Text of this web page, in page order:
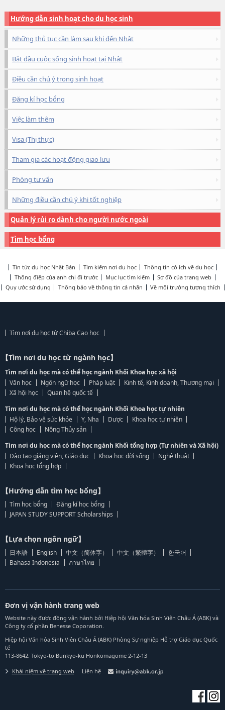
Hướng dẫn sinh hoạt cho du học sinh
Những thủ tục cần làm sau khi đến Nhật
Bắt đầu cuộc sống sinh hoạt tại Nhật
Điều cần chú ý trong sinh hoạt
Đăng kí học bổng
Việc làm thêm
Visa (Thị thực)
Tham gia các hoạt động giao lưu
Phòng tư vấn
Những điều cần chú ý khi tốt nghiệp
Quản lý rủi ro dành cho người nước ngoài
Tìm học bổng
Tin tức du học Nhật Bản Tìm kiếm nơi du học
Thông tin có ích về du học
Thông điệp của anh chị đi trước
Mục lục tìm kiếm
Sơ đồ của trang web
Quy ước sử dụng
Thông báo về thông tin cá nhân Về môi trường tương thích
Tìm nơi du học từ Chiba Cao học
【Tìm nơi du học từ ngành học】
Tìm nơi du học mà có thể học ngành Khối Khoa học xã hội
Văn học
Ngôn ngữ học Pháp luật
Kinh tế, Kinh doanh, Thương mại
Xã hội học
Quan hệ quốc tế
Tìm nơi du học mà có thể học ngành Khối Khoa học tự nhiên
Hộ lý, Bảo vệ sức khỏe
Y, Nha Dược
Khoa học tự nhiên
Công học
Nông Thủy sản
Tìm nơi du học mà có thể học ngành Khối tổng hợp (Tự nhiên và Xã hội)
Đào tạo giảng viên, Giáo dục
Khoa học đời sống
Nghệ thuật
Khoa học tổng hợp
【Hướng dẫn tìm học bổng】
Tìm học bổng
Đăng kí học bổng
JAPAN STUDY SUPPORT Scholarships
【Lựa chọn ngôn ngữ】
日本語 English 中文（简体字） 中文（繁體字）
한국어
Bahasa Indonesia
ภาษาไทย
Đơn vị vận hành trang web
Website này được đồng vận hành bởi Hiệp hội Văn hóa Sinh Viên Châu Á (ABK) và
Công ty cổ phần Benesse Coporation.
Hiệp hội Văn hóa Sinh Viên Châu Á (ABK) Phòng Sự nghiệp Hỗ trợ Giáo dục Quốc
tế
113-8642, Tokyo-to Bunkyo-ku Honkomagome 2-12-13
Khái niệm về trang web Liên hệ